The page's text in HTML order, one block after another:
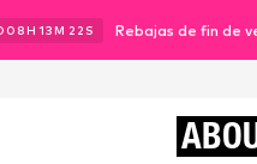
08H 13M 21 S Rebajas de fin de